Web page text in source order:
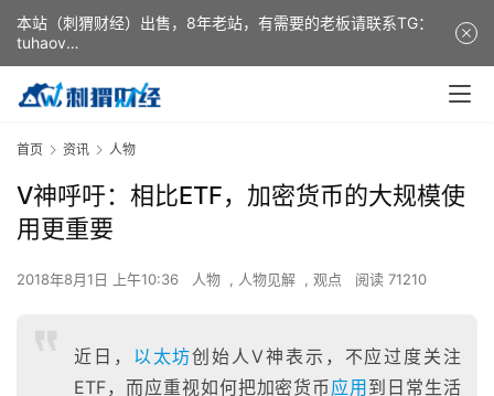
首页 资讯 人物
V神呼吁：相比ETF，加密货币的大规模使
用更重要
2018年8月1日 上午10:36 人物 , 人物见解 , 观点 阅读 71210
近日， 以太坊创始人V神表示，不应过度关注
ETF，而应重视如何把加密货币应用 到日常生活
本站（刺猬财经）出售，8年老站，有需要的老板请联系TG：
tuhaov
This website (ciweicaijing) is for sale. It is a 8-year-old
website. If you need it, please contact TG: tuhaov